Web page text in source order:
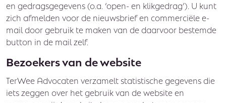
en gedragsgegevens (o.a. ‘open- en klikgedrag’). U kunt
zich afmelden voor de nieuwsbrief en commerciële e-
mail door gebruik te maken van de daarvoor bestemde
button in de mail zelf.
Bezoekers van de website
TerWee Advocaten verzamelt statistische gegevens die
iets zeggen over het gebruik van de website en